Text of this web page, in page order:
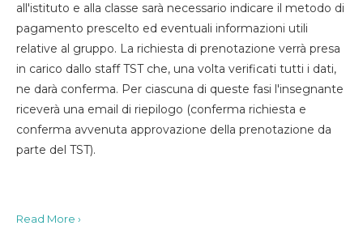
all'istituto e alla classe sarà necessario indicare il metodo di
pagamento prescelto ed eventuali informazioni utili
relative al gruppo. La richiesta di prenotazione verrà presa
in carico dallo staff TST che, una volta verificati tutti i dati,
ne darà conferma. Per ciascuna di queste fasi l'insegnante
riceverà una email di riepilogo (conferma richiesta e
conferma avvenuta approvazione della prenotazione da
parte del TST).
Read More ›